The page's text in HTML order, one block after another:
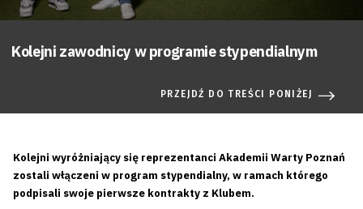
Kolejni zawodnicy w programie stypendialnym
PRZEJDŹ DO TREŚCI PONIŻEJ
Kolejni wyróżniający się reprezentanci Akademii Warty Poznań
zostali włączeni w program stypendialny, w ramach którego
podpisali swoje pierwsze kontrakty z Klubem.